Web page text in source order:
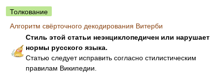
Толкование
Алгоритм свёрточного декодирования Витерби
Стиль этой статьи неэнциклопедичен или нарушает
нормы русского языка.
Статью следует исправить согласно стилистическим
правилам Википедии.